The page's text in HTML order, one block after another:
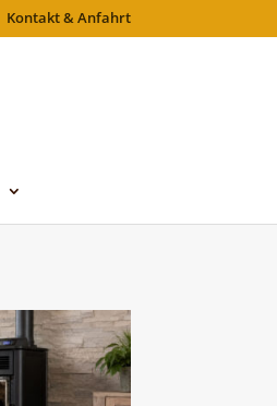
Kontakt & Anfahrt